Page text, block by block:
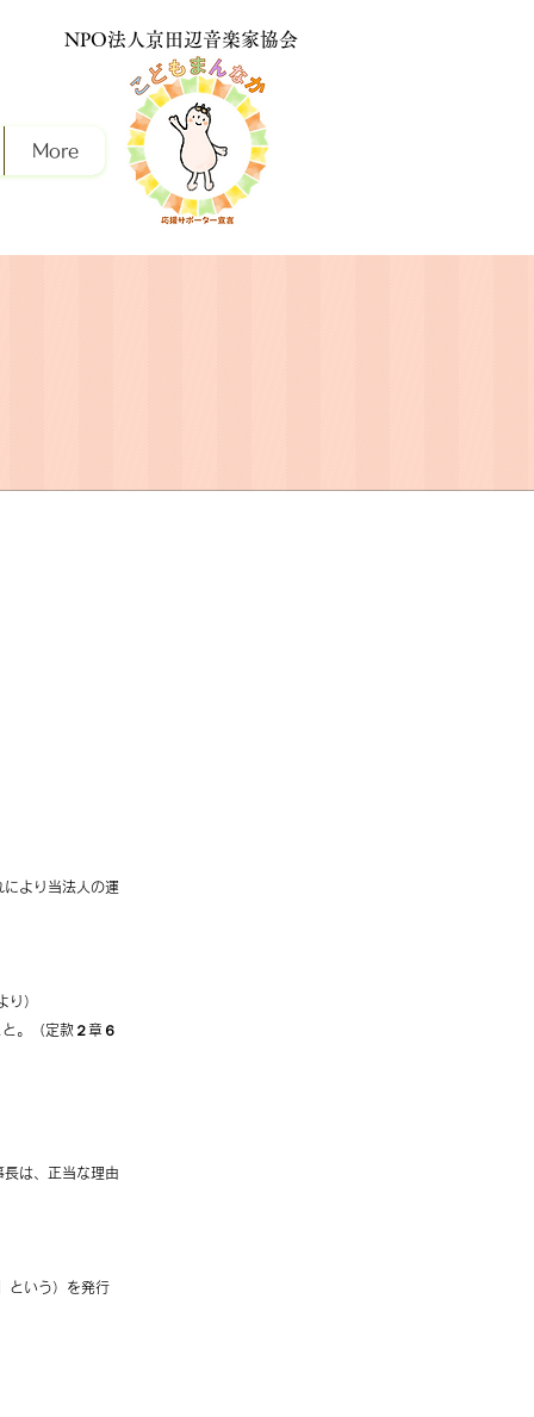
More
NPO法人京田辺音楽家協会
より当法人の運
）
。（定款２章６
は、正当な理由
という）を発行